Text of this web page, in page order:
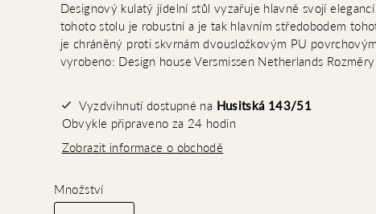
Designový kulatý jídelní stůl vyzařuje hlavně svojí
tohoto stolu je robustní a je tak hlavním středobodem
je chráněný proti skvrnám dvousložkovým PU
vyrobeno: Design house Versmissen Netherlands
Vyzdvihnutí dostupné na Husitská 143/51
Obvykle připraveno za 24 hodin
Zobrazit informace o obchodě
Množství